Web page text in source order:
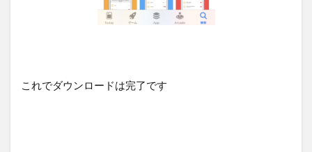
これでダウンロードは完了です